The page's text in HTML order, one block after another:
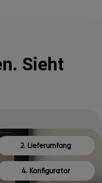
Sieht
2. Lieferumfang
4. Konfigurator